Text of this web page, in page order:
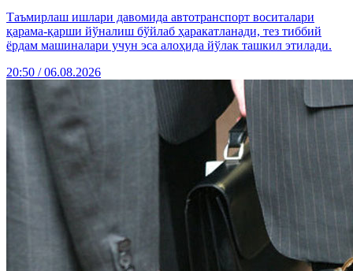
Таъмирлаш ишлари давомида автотранспорт воситалари
қарама-қарши йўналиш бўйлаб ҳаракатланади, тез тиббий
ёрдам машиналари учун эса алоҳида йўлак ташкил этилади.
20:50 / 06.08.2026